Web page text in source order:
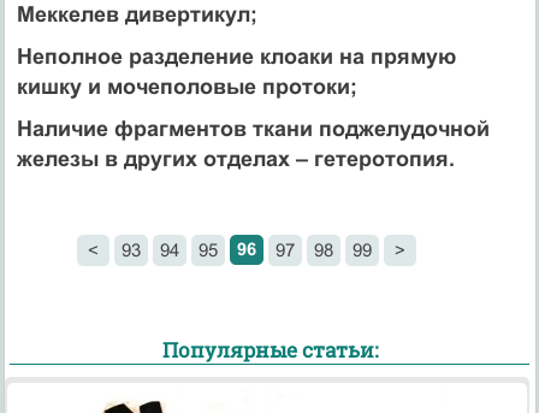
Меккелев дивертикул;
Неполное разделение клоаки на прямую
кишку и мочеполовые протоки;
Наличие фрагментов ткани поджелудочной
железы в других отделах – гетеротопия.
< 93 94 95 96 97 98 99 >
Популярные статьи: